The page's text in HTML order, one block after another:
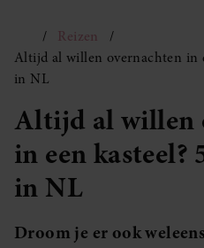
Reizen
Altijd al willen overnachten in
in NL
Altijd al willen
in een
in NL
Droom je er ook